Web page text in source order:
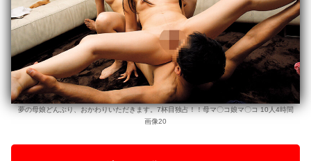
夢の母娘どんぶり、おかわりいただきます。7杯目独占！！母マ〇コ娘マ〇コ 10人4時間
画像20